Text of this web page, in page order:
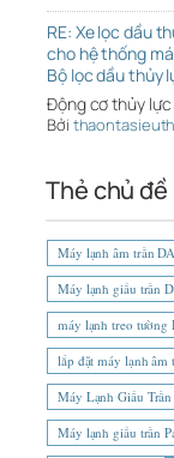
RE: Xe lọc dầu
cho hệ thống
Bộ lọc dầu thủy
Động cơ thủy
Bởi
Thẻ chủ đề
Máy lạnh âm trần
Máy lạnh giấu trần
máy lạnh treo tường
lắp đặt máy lạnh âm
Máy Lạnh Giấu
Máy lạnh giấu trần